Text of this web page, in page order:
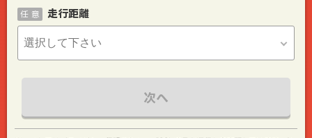
走行距離
任 意
次へ